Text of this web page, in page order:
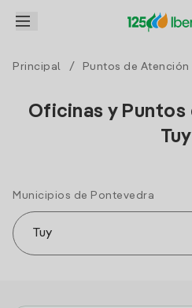
Principal / Puntos de Atención
Oficinas y Puntos
Tuy
Municipios de Pontevedra